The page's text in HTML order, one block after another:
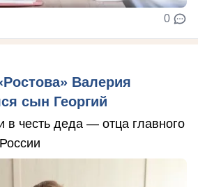
0
Валерия
сын Георгий
в честь деда — отца главного